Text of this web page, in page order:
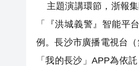
主題演講環節，浙報集
「『洪城義警』智能平
例。長沙市廣播電視台
「我的長沙」APP為依